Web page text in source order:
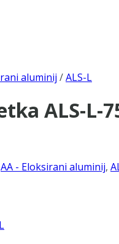
aluminij /ALS-L
ALS-L-
AA - Eloksirani aluminij,